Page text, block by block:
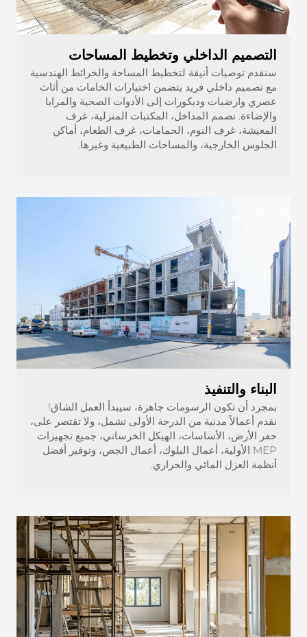
التصميم الداخلي وتخطيط المساحات
سنقدم توصيات أنيقة لتخطيط المساحة والخرائط الهندسية
مع تصميم داخلي فريد يتضمن اختيارات الخامات من أثاث
عصري وارضيات وديكورات إلى الأدوات الصحية والمرايا
والإضاءة. نصمم المداخل، المكتبات المنزلية، غرف
المعيشة، غرف النوم، الحمامات، غرف الطعام، أماكن
الجلوس الخارجية، والمساحات الطبيعية وغيرها.
البناء والتنفيذ
بمجرد أن تكون الرسومات جاهزة، سيبدأ العمل الشاق!
نقدم أعمالاً مدنية من الدرجة الأولى تشمل، ولا تقتصر على،
حفر الأرض، الأساسات، الهيكل الخرساني، جميع تجهيزات
MEP الأولية، أعمال البلوك، أعمال الجص، وتوفير أفضل
أنظمة العزل المائي والحراري.